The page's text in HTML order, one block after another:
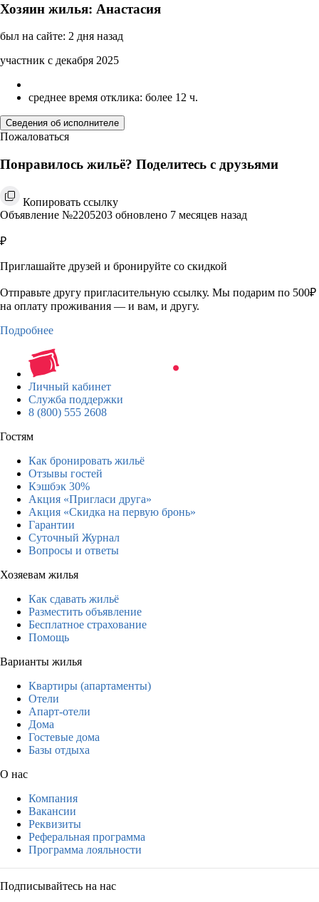
Хозяин жилья: Анастасия
был на сайте: 2 дня назад
участник с декабря 2025
среднее время отклика: более 12 ч.
Сведения об исполнителе
Пожаловаться
Понравилось жильё? Поделитесь с друзьями
Копировать ссылку
Объявление №2205203 обновлено 7 месяцев назад
₽
Приглашайте друзей и бронируйте со скидкой
Отправьте другу пригласительную ссылку. Мы подарим по 500₽
на оплату проживания — и вам, и другу.
Подробнее
Личный кабинет
Служба поддержки
8 (800) 555 2608
Гостям
Как бронировать жильё
Отзывы гостей
Кэшбэк 30%
Акция «Пригласи друга»
Акция «Скидка на первую бронь»
Гарантии
Суточный Журнал
Вопросы и ответы
Хозяевам жилья
Как сдавать жильё
Разместить объявление
Бесплатное страхование
Помощь
Варианты жилья
Квартиры (апартаменты)
Отели
Апарт-отели
Дома
Гостевые дома
Базы отдыха
О нас
Компания
Вакансии
Реквизиты
Реферальная программа
Программа лояльности
Подписывайтесь на нас